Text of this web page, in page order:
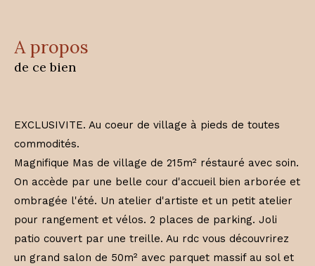
a propos
de ce bien
EXCLUSIVITE. Au coeur de village à pieds de toutes
commodités.
Magnifique Mas de village de 215m² réstauré avec soin.
On accède par une belle cour d'accueil bien arborée et
ombragée l'été. Un atelier d'artiste et un petit atelier
pour rangement et vélos. 2 places de parking. Joli
patio couvert par une treille. Au rdc vous découvrirez
un grand salon de 50m² avec parquet massif au sol et